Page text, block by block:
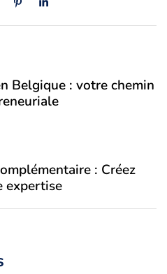
Belgique : votre chemin
: Créez
expertise